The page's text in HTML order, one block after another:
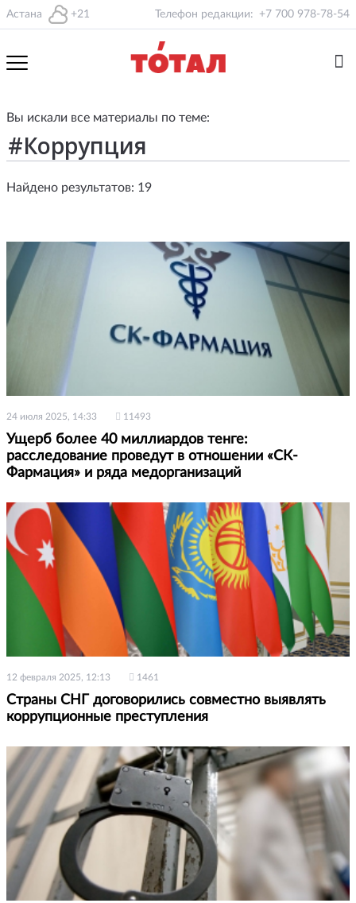
Астана +21 Телефон редакции: +7 700 978-78-54
Вы искали все материалы по теме:
Найдено результатов: 19
24 июля 2025, 14:33 11493
Ущерб более 40 миллиардов тенге:
расследование проведут в отношении «СК-
Фармация» и ряда медорганизаций
12 февраля 2025, 12:13 1461
Страны СНГ договорились совместно выявлять
коррупционные преступления